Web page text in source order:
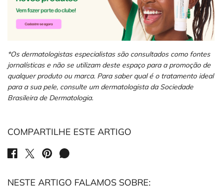
*Os dermatologistas especialistas são consultados como fontes
jornalísticas e não se utilizam deste espaço para a promoção de
qualquer produto ou marca. Para saber qual é o tratamento ideal
para a sua pele, consulte um dermatologista da Sociedade
Brasileira de Dermatologia.
COMPARTILHE ESTE ARTIGO
SHARE ON FACEBOOK
SHARE ON TWITTER
SHARE ON PINTEREST
SHARE ON WHATSAPP
NESTE ARTIGO FALAMOS SOBRE: